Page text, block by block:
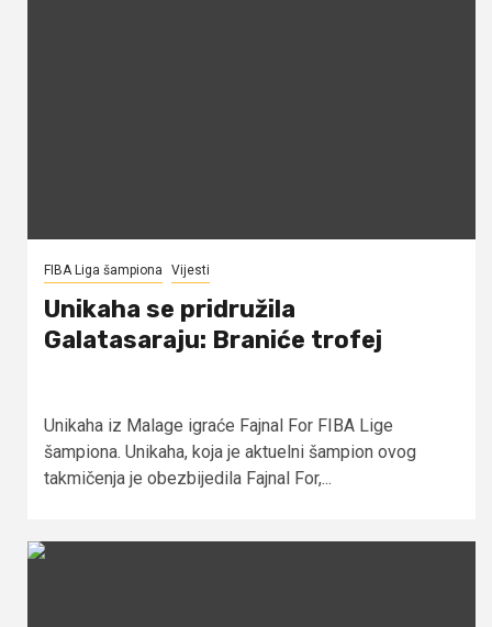
FIBA Liga šampiona Vijesti
Unikaha se pridružila
Galatasaraju: Braniće trofej
Unikaha iz Malage igraće Fajnal For FIBA Lige
šampiona. Unikaha, koja je aktuelni šampion ovog
takmičenja je obezbijedila Fajnal For,...